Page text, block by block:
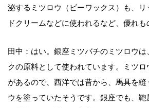
泌するミツロウ（ビーワックス）も、リ
ドクリームなどに使われるなど、優れも
田中：はい。銀座ミツバチのミツロウは
クの原料として使われています。ミツ
があるので、西洋では昔から、馬具を縫
ウを塗っていたそうです。銀座でも、